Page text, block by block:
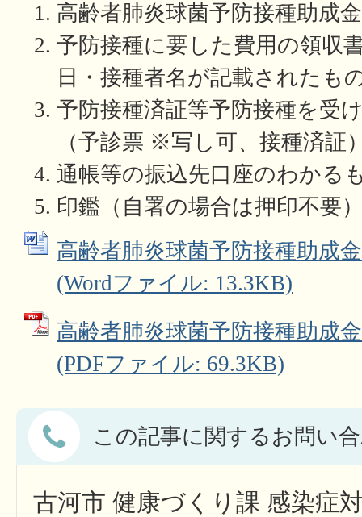
高齢者肺炎球菌予防接種助成
予防接種に要した費用の領収
日・接種者名が記載されたも
予防接種済証等予防接種を受
（予診票 ※写し可、接種済証
通帳等の振込先口座のわかる
印鑑（自署の場合は押印不要
高齢者肺炎球菌予防接種助成
(Wordファイル: 13.3KB)
高齢者肺炎球菌予防接種助成
(PDFファイル: 69.3KB)
この記事に関するお問い
古河市 健康づくり課 感染症